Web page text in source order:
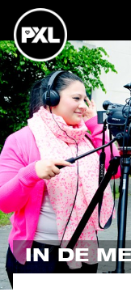
IN DE